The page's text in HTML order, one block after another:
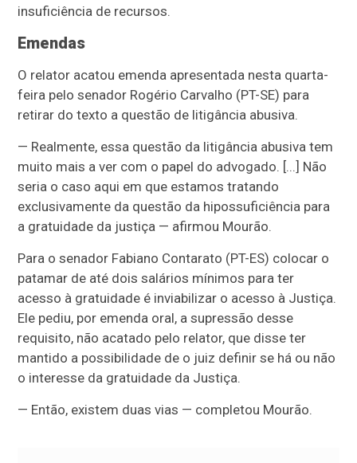
insuficiência de recursos.
Emendas
O relator acatou emenda apresentada nesta quarta-
feira pelo senador Rogério Carvalho (PT-SE) para
retirar do texto a questão de litigância abusiva.
— Realmente, essa questão da litigância abusiva tem
muito mais a ver com o papel do advogado. [...] Não
seria o caso aqui em que estamos tratando
exclusivamente da questão da hipossuficiência para
a gratuidade da justiça — afirmou Mourão.
Para o senador Fabiano Contarato (PT-ES) colocar o
patamar de até dois salários mínimos para ter
acesso à gratuidade é inviabilizar o acesso à Justiça.
Ele pediu, por emenda oral, a supressão desse
requisito, não acatado pelo relator, que disse ter
mantido a possibilidade de o juiz definir se há ou não
o interesse da gratuidade da Justiça.
— Então, existem duas vias — completou Mourão.